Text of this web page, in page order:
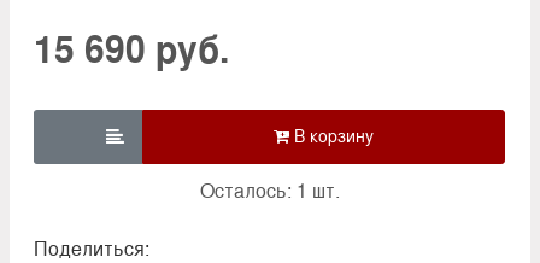
15 690 руб.

Осталось: 1 шт.
Поделиться: